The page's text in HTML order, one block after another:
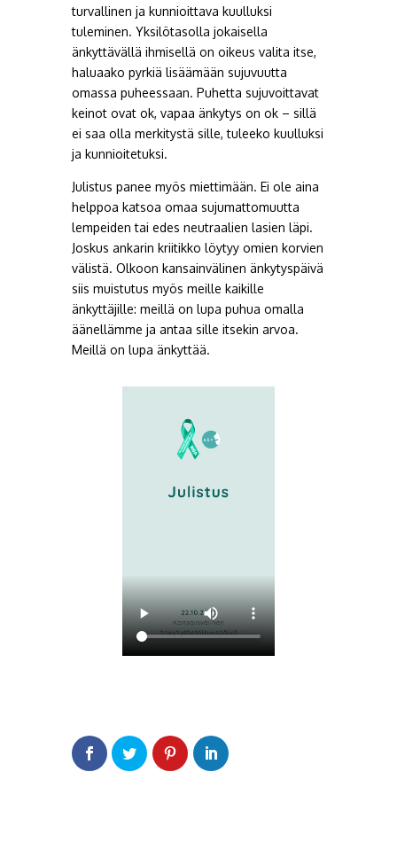
turvallinen ja kunnioittava kuulluksi
tuleminen. Yksilötasolla jokaisella
änkyttävällä ihmisellä on oikeus valita itse,
haluaako pyrkiä lisäämään sujuvuutta
omassa puheessaan. Puhetta sujuvoittavat
keinot ovat ok, vapaa änkytys on ok – sillä
ei saa olla merkitystä sille, tuleeko kuulluksi
ja kunnioitetuksi.
Julistus panee myös miettimään. Ei ole aina
helppoa katsoa omaa sujumattomuutta
lempeiden tai edes neutraalien lasien läpi.
Joskus ankarin kriitikko löytyy omien korvien
välistä. Olkoon kansainvälinen änkytyspäivä
siis muistutus myös meille kaikille
änkyttäjille: meillä on lupa puhua omalla
äänellämme ja antaa sille itsekin arvoa.
Meillä on lupa änkyttää.